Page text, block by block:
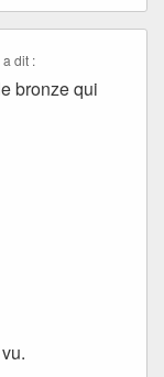
a dit :
bronze qui